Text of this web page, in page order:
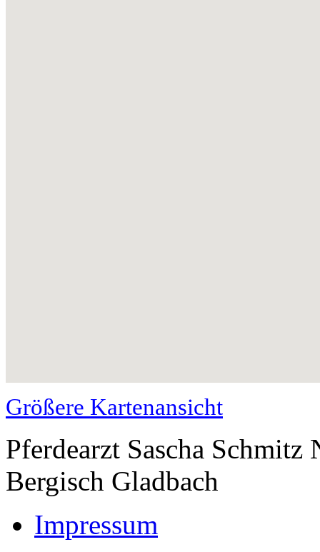
Größere Kartenansicht
Pferdearzt Sascha Schmitz
Bergisch Gladbach
Impressum